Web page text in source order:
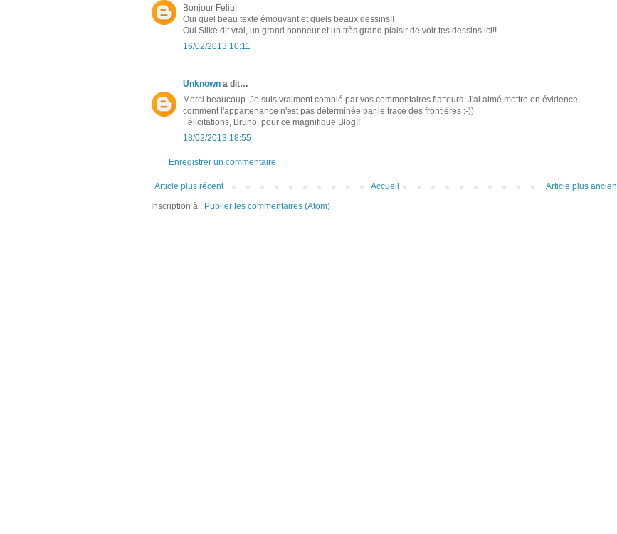
Bonjour Feliu!
Oui quel beau texte émouvant et quels beaux dessins!!
Oui Silke dit vrai, un grand honneur et un très grand plaisir de voir tes dessins ici!!
16/02/2013 10:11
Unknown a dit…
Merci beaucoup. Je suis vraiment comblé par vos commentaires flatteurs. J'ai aimé mettre en évidence
comment l'appartenance n'est pas déterminée par le tracé des frontières :-))
Félicitations, Bruno, pour ce magnifique Blog!!
18/02/2013 18:55
Enregistrer un commentaire
Article plus récent Article plus ancien
Accueil
Inscription à : Publier les commentaires (Atom)